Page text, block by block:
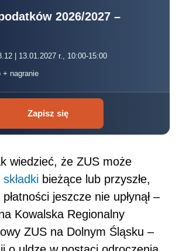
2026/2027 –
| 13.01.2027 r., 10:00-15:00
+ nagranie
Zapisz się
wiedzieć, że ZUS może
składki bieżące lub przyszłe,
jeszcze nie upłynął –
Kowalska Regionalny
ZUS na Dolnym Śląsku –